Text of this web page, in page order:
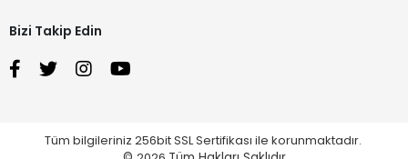
Bizi Takip Edin
Tüm bilgileriniz 256bit SSL Sertifikası ile korunmaktadır.